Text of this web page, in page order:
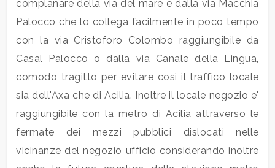
complanare della via del mare e dalla via Macchia
Palocco che lo collega facilmente in poco tempo
con la via Cristoforo Colombo raggiungibile da
Casal Palocco o dalla via Canale della Lingua,
comodo tragitto per evitare cosi il traffico locale
sia dell'Axa che di Acilia. Inoltre il locale negozio e'
raggiungibile con la metro di Acilia attraverso le
fermate dei mezzi pubblici dislocati nelle
vicinanze del negozio ufficio considerando inoltre
5+
Bagni
minimi
Qualsiasi
1